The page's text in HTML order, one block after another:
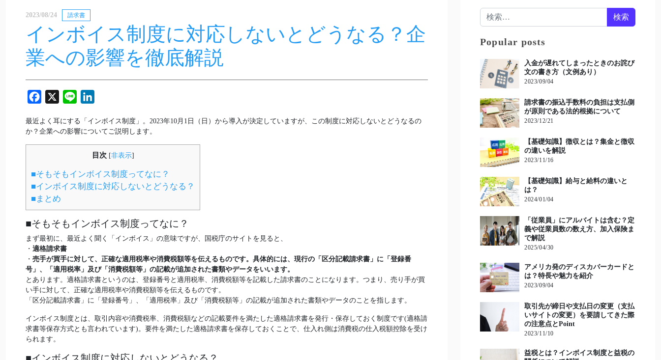
2023/08/24 請求書
インボイス制度に対応しないとどうなる？企
業への影響を徹底解説
Facebook
X Line
最近よく耳にする「インボイス制度」。2023年10月1日（日）から導入が決定していますが、この制度に対応しないとどうなるの
か？企業への影響についてご説明します。
目次 [非表示]
■そもそもインボイス制度ってなに？
■インボイス制度に対応しないとどうなる？
■まとめ
■そもそもインボイス制度ってなに？
まず最初に、最近よく聞く「インボイス」の意味ですが、国税庁のサイトを見ると、
・ 適格請求書
・ 売手が買手に対して、正確な適用税率や消費税額等を伝えるものです。具体的には、現行の「区分記載請求書」に「登録番
号」、「適用税率」及び「消費税額等」の記載が追加された書類やデータをいいます。
とあります。適格請求書というのは、登録番号と適用税率、消費税額等を記載した請求書のことになります。つまり、売り手が買
い手に対して、正確な適用税率や消費税額等を伝えるものです。
「区分記載請求書」に「登録番号」、「適用税率」及び「消費税額等」の記載が追加された書類やデータのことを指します。
インボイス制度とは、取引内容や消費税率、消費税額などの記載要件を満たした適格請求書を発行・保存しておく制度です(適格請
求書等保存方式とも言われています)。要件を満たした適格請求書を保存しておくことで、仕入れ側は消費税の仕入税額控除を受け
られます。
検索:
Popular posts
入金が遅れてしまったときのお詫び
文の書き方（文例あり）
2023/09/04
請求書の振込手数料の負担は支払側
が原則である法的根拠について
2023/12/21
【基礎知識】徴収とは？集金と徴収
の違いを解説
2023/11/16
【基礎知識】給与と給料の違いと
は？
2024/01/04
「従業員」にアルバイトは含む？定
義や従業員数の数え方、加入保険ま
で解説
2025/04/30
アメリカ発のディスカバーカードと
は？特長や魅力を紹介
2023/09/04
取引先が締日や支払日の変更（支払
いサイトの変更）を要請してきた際
の注意点とPoint
2023/11/10
益税とは？インボイス制度と益税の